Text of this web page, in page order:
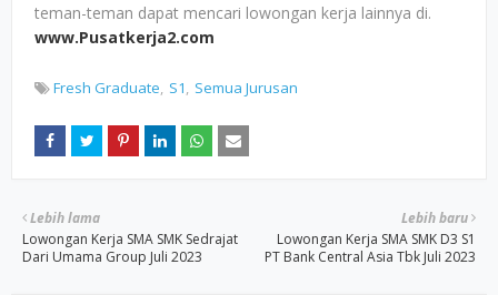
teman-teman dapat mencari lowongan kerja lainnya di.
www.Pusatkerja2.com
Fresh Graduate S1 Semua Jurusan
Lebih baru
Lowongan Kerja SMA SMK D3 S1
PT Bank Central Asia Tbk Juli 2023
Lebih lama
Lowongan Kerja SMA SMK Sedrajat
Dari Umama Group Juli 2023